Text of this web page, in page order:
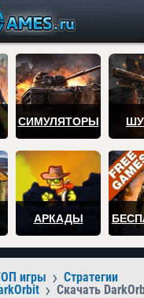
СИМУЛЯТОРЫ
АРКАДЫ
игры
Стратегии
Скачать